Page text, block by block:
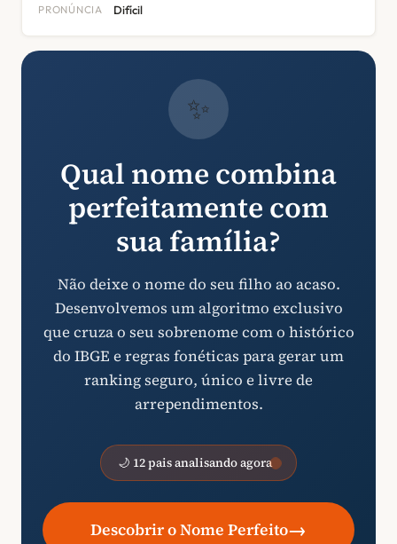
PRONÚNCIA Difícil
✨
Qual nome combina
perfeitamente com
sua família?
Não deixe o nome do seu filho ao acaso.
Desenvolvemos um algoritmo exclusivo
que cruza o seu sobrenome com o histórico
do IBGE e regras fonéticas para gerar um
ranking seguro, único e livre de
arrependimentos.
🌙 12 pais analisando agora
Descobrir o Nome Perfeito→